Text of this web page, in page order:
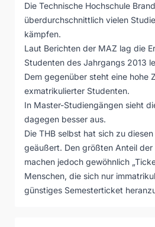
Die Technische Hochschule
überdurchschnittlich vielen
kämpfen.
Laut Berichten der MAZ lag die
Studenten des Jahrgangs 2013
Dem gegenüber steht eine hohe
exmatrikulierter Studenten.
In Master-Studiengängen sieht
dagegen besser aus.
Die THB selbst hat sich zu
geäußert. Den größten Anteil
machen jedoch gewöhnlich
Menschen, die sich nur
günstiges Semesterticket